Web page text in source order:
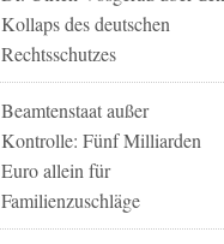
Kollaps des deutschen
Rechtsschutzes
Beamtenstaat außer
Kontrolle: Fünf Milliarden
Euro allein für
Familienzuschläge